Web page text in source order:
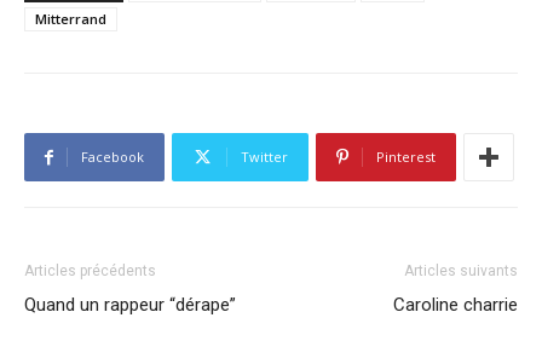
Mitterrand
Facebook Twitter Pinterest
Articles précédents
Quand un rappeur “dérape”
Articles suivants
Caroline charrie